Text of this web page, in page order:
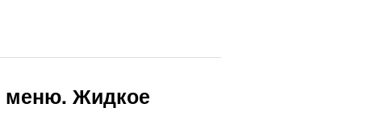
меню. Жидкое